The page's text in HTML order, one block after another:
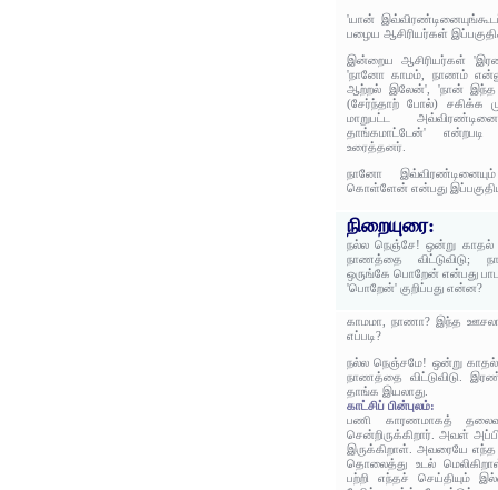
'யான்
பழைய ஆசிரியர்கள்
இன்றைய ஆசிரியர்கள்
'நானோ காமம், நாணம்
ஆற்றல் இலேன்', 'நான் இந்த
(சேர்ந்தாற் போல்) சகிக்க
மாறுபட்ட
தாங்கமாட்டேன்' என்றபடி
உரைத்தனர்.
நானோ
கொள்ளேன் என்பது
நிறையுரை:
நல்ல நெஞ்சே! ஒன்று காதல்
நாணத்தை விட்டுவிடு;
ஒருங்கே பொறேன் என்பது
'பொறேன்' குறிப்பது என்ன?
காமமா, நாணா? இந்த
எப்படி?
நல்ல நெஞ்சமே! ஒன்று
நாணத்தை விட்டுவிடு.
தாங்க இயலாது.
காட்சிப் பின்புலம்:
பணி காரணமாகத்
சென்றிருக்கிறார். அவள்
இருக்கிறாள். அவரையே எந்த
தொலைத்து உடல்
பற்றி எந்தச் செய்தியும்